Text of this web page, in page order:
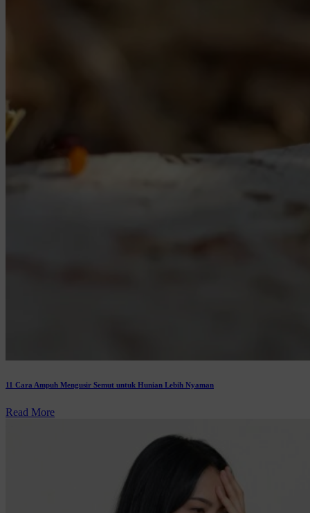
11 Cara Ampuh Mengusir Semut untuk Hunian Lebih Nyaman
Read More